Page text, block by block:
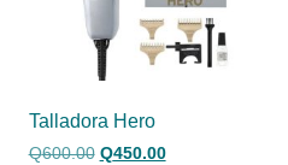
Talladora Hero
Q600.00 Q450.00